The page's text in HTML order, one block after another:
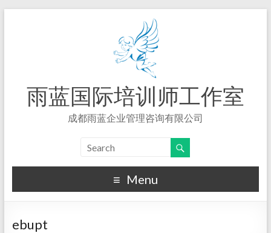
雨蓝国际培训师工作室
成都雨蓝企业管理咨询有限公司
Menu
ebupt